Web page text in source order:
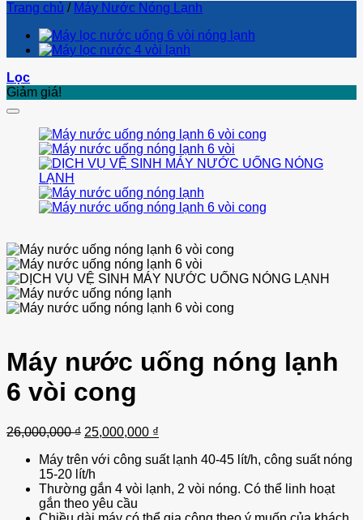
Trang chủ / Máy Nước Nóng Lạnh
Lọc
Giảm giá!
Máy nước uống nóng lạnh
6 vòi cong
26,000,000₫ Giá
là:
26,000,000 ₫.
25,000,000 ₫
tại
25,000,000 ₫.
Máy trên với công suất lạnh 40-45 lít/h, công suất nóng
15-20 lít/h
Thường gắn 4 vòi lạnh, 2 vòi nóng. Có thể linh hoạt
gắn theo yêu cầu